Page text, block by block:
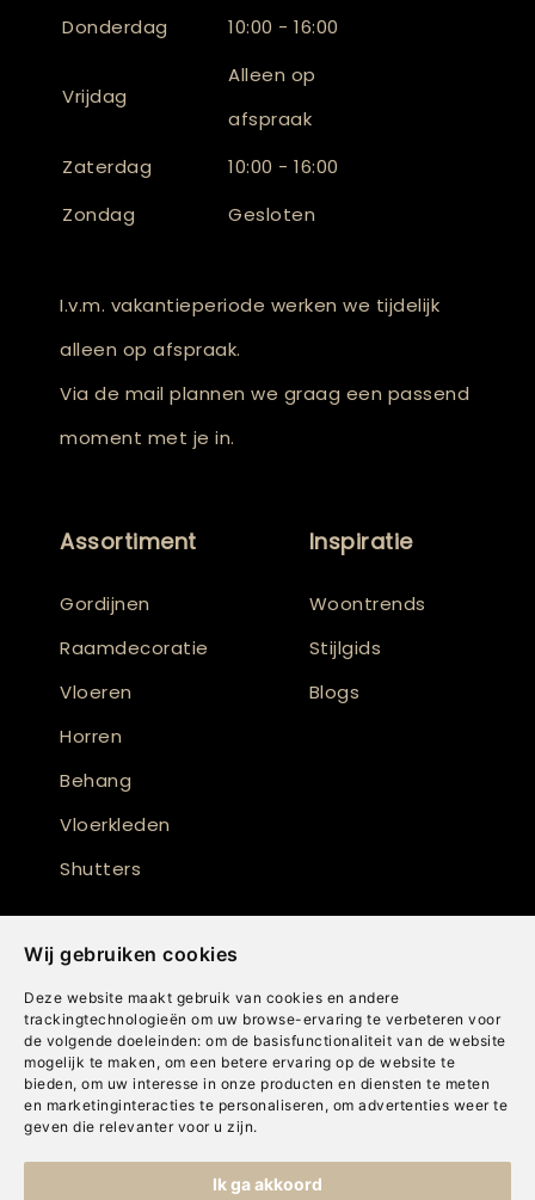
Wij gebruiken cookies
Deze website maakt gebruik van cookies en andere
trackingtechnologieën om uw browse-ervaring te verbeteren voor
de volgende doeleinden: om de basisfunctionaliteit van de website
mogelijk te maken , om een betere ervaring op de website te
bieden, om uw interesse in onze producten en diensten te meten
en marketinginteracties te personaliseren , om advertenties weer te
geven die relevanter voor u zijn.
Ik ga akkoord
Donderdag
10:00 - 16:00
Vrijdag
Alleen op
afspraak
Zaterdag
10:00 - 16:00
Zondag
Gesloten
I.v.m. vakantieperiode werken we tijdelijk
alleen op afspraak.
Via de mail plannen we graag een passend
moment met je in.
Assortiment
Gordijnen
Raamdecoratie
Vloeren
Horren
Behang
Vloerkleden
Shutters
Inspiratie
Woontrends
Stijlgids
Blogs
Cookies